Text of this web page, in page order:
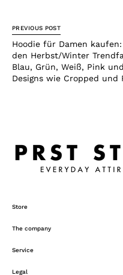
PREVIOUS POST
Hoodie für Damen
den Herbst/Winter
Blau, Grün, Weiß, Pink
Designs wie Cropped und
Store
The company
Service
Legal